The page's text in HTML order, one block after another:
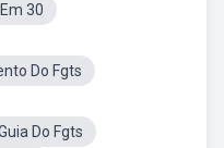
30
Do Fgts
Do Fgts